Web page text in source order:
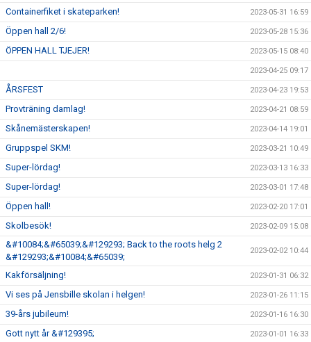
Containerfiket i skateparken! 2023-05-31 16:59
Öppen hall 2/6! 2023-05-28 15:36
ÖPPEN HALL TJEJER! 2023-05-15 08:40
2023-04-25 09:17
ÅRSFEST 2023-04-23 19:53
Provträning damlag! 2023-04-21 08:59
Skånemästerskapen! 2023-04-14 19:01
Gruppspel SKM! 2023-03-21 10:49
Super-lördag! 2023-03-13 16:33
Super-lördag! 2023-03-01 17:48
Öppen hall! 2023-02-20 17:01
Skolbesök! 2023-02-09 15:08
&#10084;&#65039;&#129293; Back to the roots helg 2
&#129293;&#10084;&#65039;
2023-02-02 10:44
Kakförsäljning! 2023-01-31 06:32
Vi ses på Jensbille skolan i helgen! 2023-01-26 11:15
39-års jubileum! 2023-01-16 16:30
Gott nytt år &#129395; 2023-01-01 16:33